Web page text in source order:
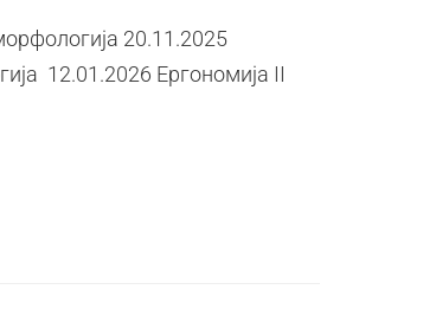
20.11.2025
12.01.2026 Ергономија II